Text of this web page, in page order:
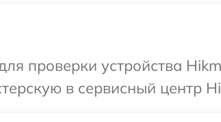
проверки устройства
в сервисный центр